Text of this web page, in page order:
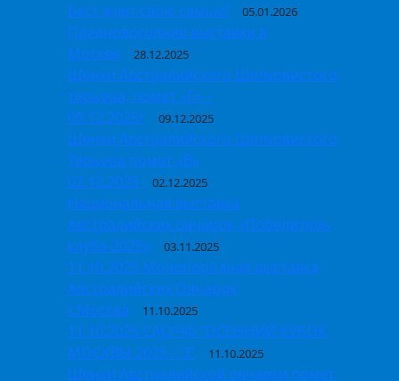
Бест ждет свою семью! 05.01.2026
Предновогодние выставки в
Москве
28.12.2025
Щенки Австралийского Шелковистого
терьера, помет «Г» –
09.12.2025г
09.12.2025
Щенки Австралийского Шелковистого
Терьера помет «В»
02.12.2025
02.12.2025
Национальная выставка
Австралийских овчарок «Победитель
клуба-2025»
03.11.2025
11.10.2025 Монопородная выставка
Австралийских Овчарок
г.Москва
11.10.2025
11.10.2025 САС/ЧФ “ОСЕННИЙ КУБОК
МОСКВЫ 2025 – 3”
11.10.2025
Щенки Австралийской овчарки помет